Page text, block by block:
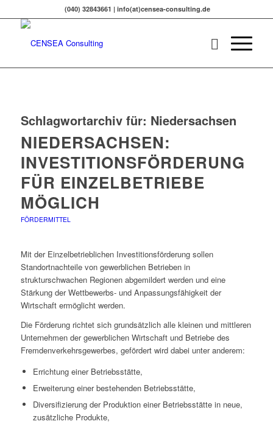
(040) 32843661 | info(at)censea-consulting.de
Schlagwortarchiv für: Niedersachsen
NIEDERSACHSEN:
INVESTITIONSFÖRDERUNG
FÜR EINZELBETRIEBE
MÖGLICH
FÖRDERMITTEL
Mit der Einzelbetrieblichen Investitionsförderung sollen
Standortnachteile von gewerblichen Betrieben in
strukturschwachen Regionen abgemildert werden und eine
Stärkung der Wettbewerbs- und Anpassungsfähigkeit der
Wirtschaft ermöglicht werden.
Die Förderung richtet sich grundsätzlich alle kleinen und mittleren
Unternehmen der gewerblichen Wirtschaft und Betriebe des
Fremdenverkehrsgewerbes, gefördert wird dabei unter anderem:
Errichtung einer Betriebsstätte,
Erweiterung einer bestehenden Betriebsstätte,
Diversifizierung der Produktion einer Betriebsstätte in neue,
zusätzliche Produkte,